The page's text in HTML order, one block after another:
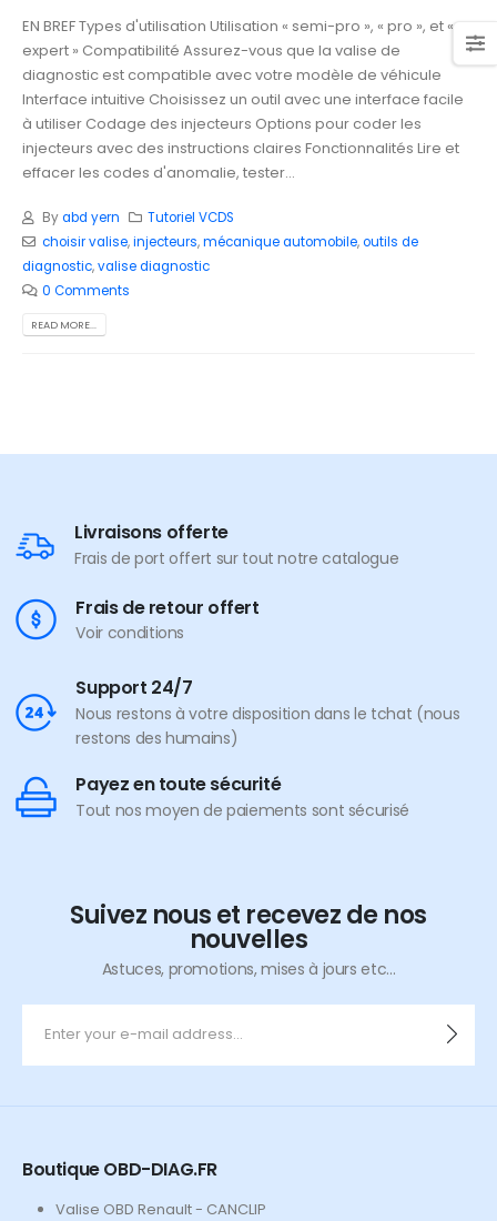
EN BREF Types d'utilisation Utilisation « semi-pro », « pro », et «
expert » Compatibilité Assurez-vous que la valise de
diagnostic est compatible avec votre modèle de véhicule
Interface intuitive Choisissez un outil avec une interface facile
à utiliser Codage des injecteurs Options pour coder les
injecteurs avec des instructions claires Fonctionnalités Lire et
effacer les codes d'anomalie, tester...
Byabd yern
Tutoriel VCDS
choisir valise,injecteurs,mécanique automobile,outils de
diagnostic,valise diagnostic
0 Comments
READ MORE...
Livraisons offerte
Frais de port offert sur tout notre catalogue
Frais de retour offert
Voir conditions
Support 24/7
Nous restons à votre disposition dans le tchat (nous
restons des humains)
Payez en toute sécurité
Tout nos moyen de paiements sont sécurisé
Suivez nous et recevez de nos
nouvelles
Astuces, promotions, mises à jours etc...
Boutique OBD-DIAG.FR
Valise OBD Renault - CANCLIP